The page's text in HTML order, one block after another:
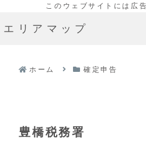
エリアマップ
ホーム 確定申告
豊橋税務署